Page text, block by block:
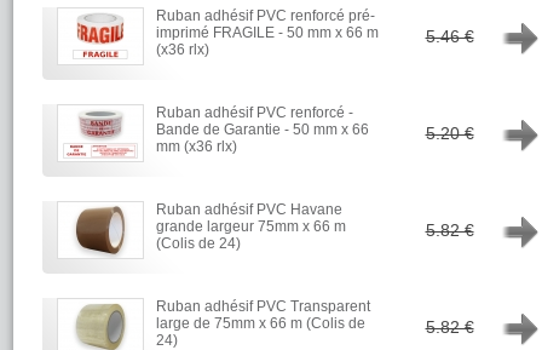
Ruban adhésif PVC renforcé pré-
imprimé FRAGILE - 50 mm x 66 m
(x36 rlx)
5.46 €
Ruban adhésif PVC renforcé -
Bande de Garantie - 50 mm x 66
mm (x36 rlx)
5.20 €
Ruban adhésif PVC Havane
grande largeur 75mm x 66 m
(Colis de 24)
5.82 €
Ruban adhésif PVC Transparent
large de 75mm x 66 m (Colis de
24)
5.82 €